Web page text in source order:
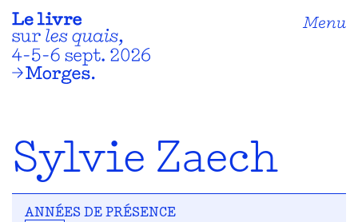
Menu
Sylvie Zaech
ANNÉES DE PRÉSENCE